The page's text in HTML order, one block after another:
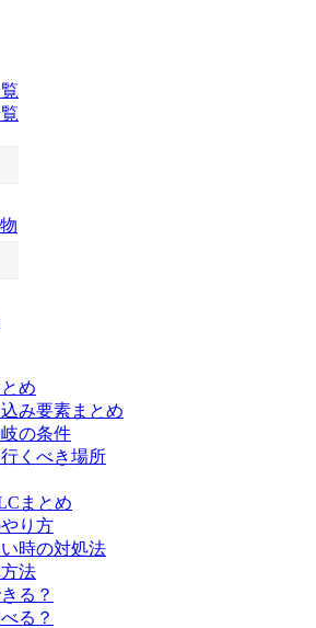
め
み要素まとめ
の条件
くべき場所
まとめ
り方
時の対処法
法
る？
る？